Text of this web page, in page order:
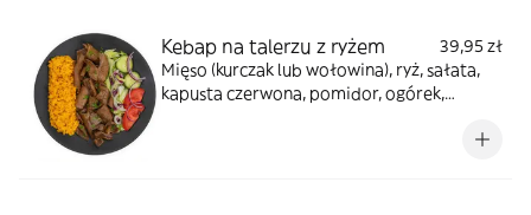
Kebap na talerzu z ryżem
39,95 zł
Mięso (kurczak lub wołowina), ryż, sałata,
kapusta czerwona, pomidor, ogórek,